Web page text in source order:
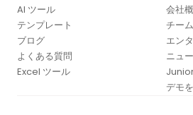
AI ツール
テンプレート
ブログ
よくある質問
Excel ツール
会社
チー
エン
ニュ
デモ